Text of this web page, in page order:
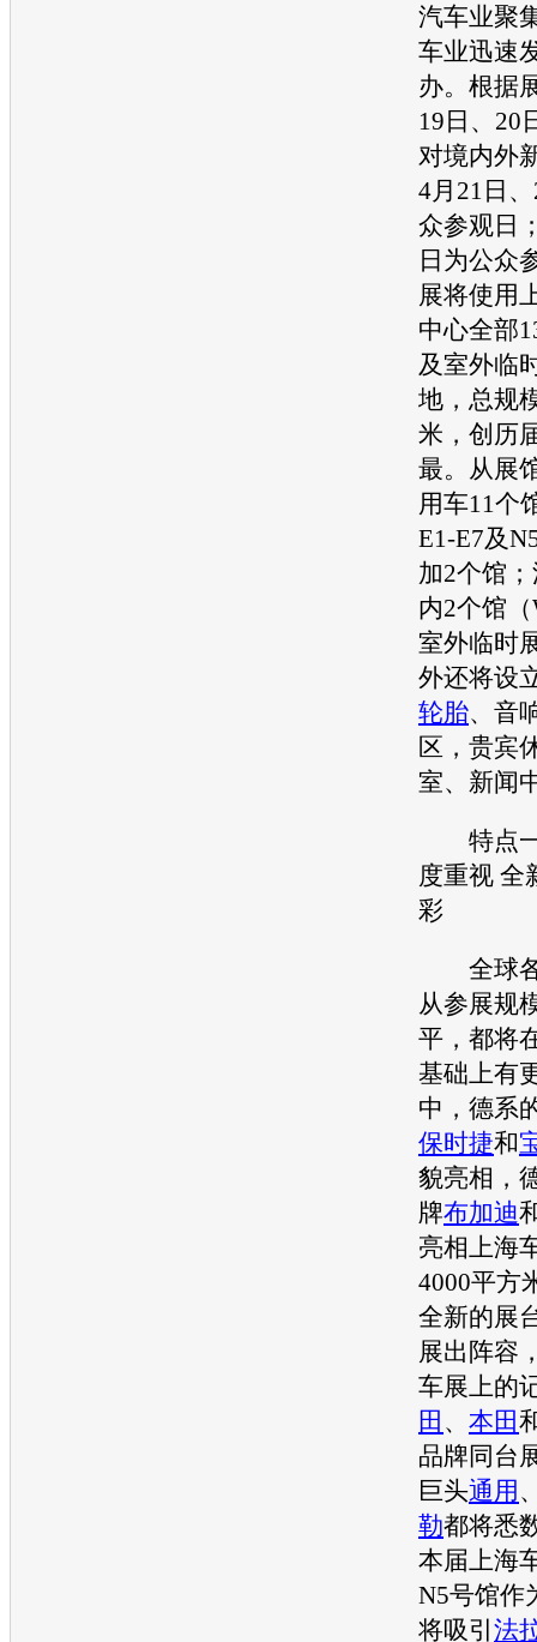
汽车业聚
车业迅速
办。根据
19日、20
对境内外
4月21日
众参观日
日为公众
展将使用
中心全部
及室外临
地，总规
米，创历
最。从展
用车11个
E1-E7及
加2个馆
内2个馆
室外临时
外还将设
轮胎、音
区，贵宾
室、新闻
特点一
度重视 全
彩
全球各
从参展规
平，都将
基础上有
中，德系
保时捷和
貌亮相，
牌布加迪
亮相上海
4000平方
全新的展
展出阵容
车展上的
田 、 本田
品牌同台
巨头通用
勒都将悉
本届上海
N5号馆作
将吸引 法